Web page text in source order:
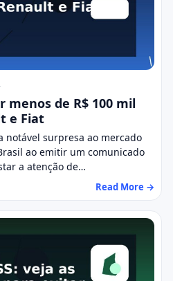
menos de R$ 100 mil
e Fiat
notável surpresa ao mercado
ao emitir um comunicado
a atenção de…
Read More →